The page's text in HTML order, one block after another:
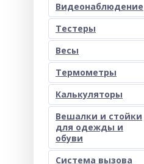
Видеонаблюдение
Тестеры
Весы
Термометры
Калькуляторы
Вешалки и стойки
для одежды и
обуви
Система вызова